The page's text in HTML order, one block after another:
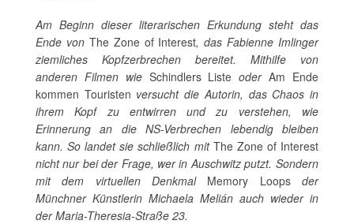
Am Beginn dieser literarischen Erkundung steht das
Ende von The Zone of Interest, das Fabienne Imlinger
ziemliches Kopfzerbrechen bereitet. Mithilfe von
anderen Filmen wie Schindlers ListeoderAm Ende
kommen Touristen versucht die Autorin, das Chaos in
ihrem Kopf zu entwirren und zu verstehen, wie
Erinnerung an die NS-Verbrechen lebendig bleiben
kann. So landet sie schließlich mit The Zone of Interest
nicht nur bei der Frage, wer in Auschwitz putzt. Sondern
mit dem virtuellen Denkmal Memory Loopsder
Münchner Künstlerin Michaela Melián auch wieder in
der Maria-Theresia-Straße 23.